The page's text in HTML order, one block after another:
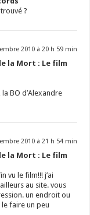
?
2010 à 20 h 59 min
la Mort : Le film
BO d’Alexandre
2010 à 21 h 54 min
la Mort : Le film
vu le film!!! j’ai
au site. vous
un endroit ou
faire un peu